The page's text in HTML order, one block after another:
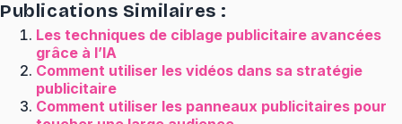
Publications Similaires :
Les techniques de ciblage publicitaire avancées
grâce à l’IA
Comment utiliser les vidéos dans sa stratégie
publicitaire
Comment utiliser les panneaux publicitaires pour